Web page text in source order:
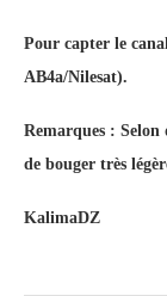
Pour capter le
AB4a/Nilesat).
Remarques : Selon
de bouger très
KalimaDZ